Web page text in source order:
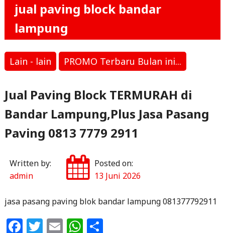
jual paving block bandar
lampung
Lain - lain PROMO Terbaru Bulan ini...
Jual Paving Block TERMURAH di
Bandar Lampung,Plus Jasa Pasang
Paving 0813 7779 2911
Written by:
admin
Posted on:
13 Juni 2026
jasa pasang paving blok bandar lampung 081377792911
F T E W S